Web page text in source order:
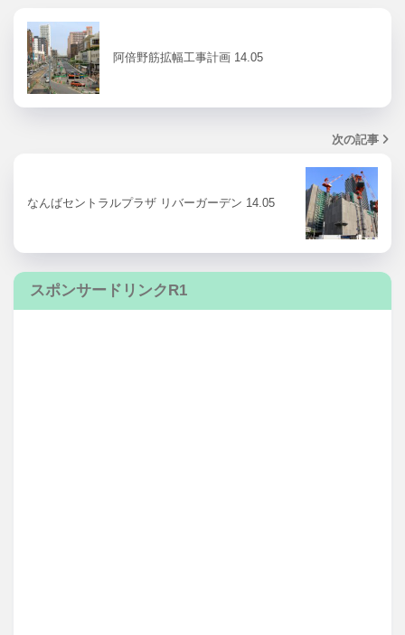
阿倍野筋拡幅工事計画 14.05
次の記事
なんばセントラルプラザ リバーガーデン 14.05
スポンサードリンクR1